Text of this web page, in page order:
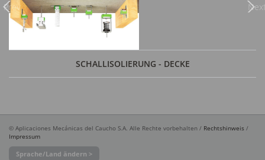
SCHALLISOLIERUNG - DECKE
Previous Next
© Aplicaciones Mecánicas del Caucho S.A. Alle Rechte vorbehalten / Rechtshinweis /
Impressum
Sprache/Land ändern >